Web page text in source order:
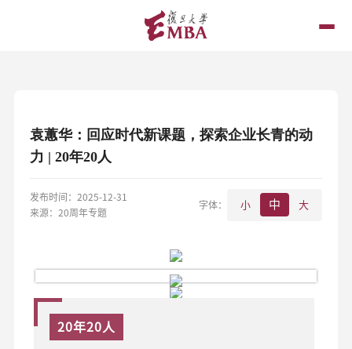
袁蕙华：回应时代新课题，探索企业长青的动
力 | 20年20人
发布时间：2025-12-31
来源：20周年专题
字体： 小 中 大
20年20人